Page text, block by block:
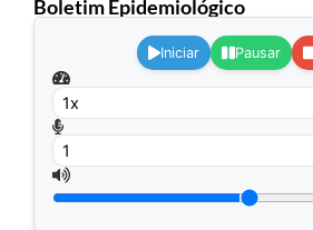
Boletim Epidemiológico
Iniciar Pausar